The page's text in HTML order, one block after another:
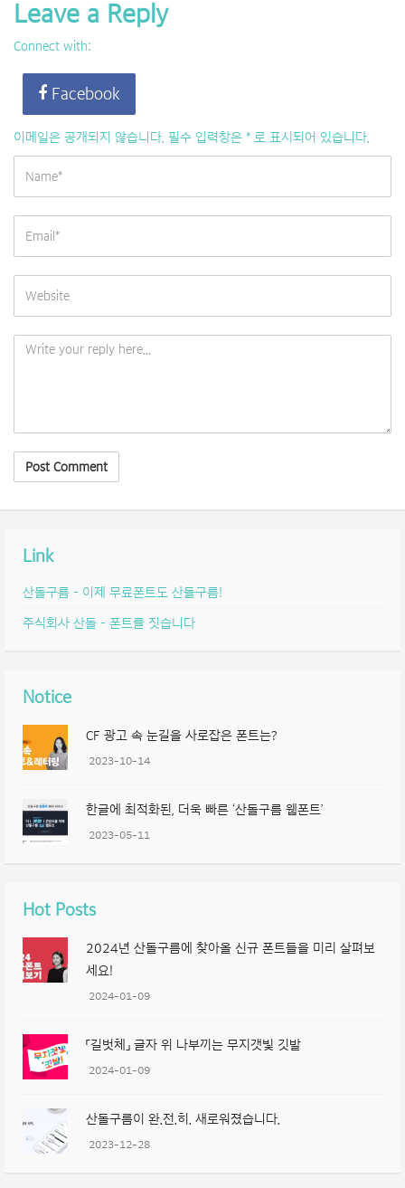
Leave a Reply
Connect with:
Facebook
이메일은 공개되지 않습니다. 필수 입력창은 * 로 표시되어 있습니다.
Link
산돌구름 – 이제 무료폰트도 산돌구름!
주식회사 산돌 – 폰트를 짓습니다
Notice
CF 광고 속 눈길을 사로잡은 폰트는?
2023-10-14
한글에 최적화된, 더욱 빠른 ‘산돌구름 웹폰트’
2023-05-11
Hot Posts
2024년 산돌구름에 찾아올 신규 폰트들을 미리 살펴보
세요!
2024-01-09
「길벗체」 글자 위 나부끼는 무지갯빛 깃발
2024-01-09
산돌구름이 완.전.히. 새로워졌습니다.
2023-12-28